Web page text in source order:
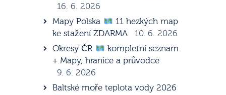
16. 6. 2026
Mapy Polska
11 hezkých map
ke stažení ZDARMA
10. 6. 2026
Okresy ČR
kompletní seznam
+ Mapy, hranice a průvodce
9. 6. 2026
Baltské moře teplota vody 2026